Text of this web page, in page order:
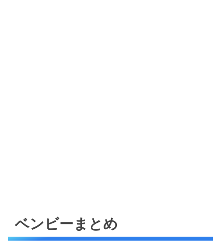
ベンビーまとめ